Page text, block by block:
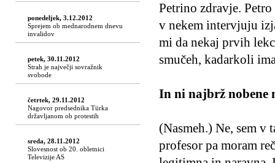
Petrino zdravje.
v nekem intervjuju
mi da nekaj prvih
smučeh, kadarkoli
In ni najbrž nobene
(Nasmeh.) Ne, sem
profesor pa moram
ponedeljek, 3.12.2012
Sprejem ob mednarodnem dnevu
invalidov
petek, 30.11.2012
Strah je največji sovražnik
svobode
četrtek, 29.11.2012
Nagovor predsednika Türka
državljanom ob protestih
sreda, 28.11.2012
Slovesnost ob 20. obletnici
Televizije AS